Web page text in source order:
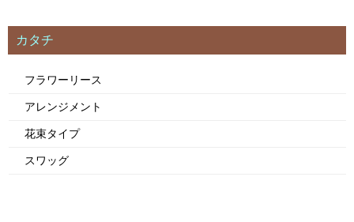
カタチ
フラワーリース
アレンジメント
花束タイプ
スワッグ